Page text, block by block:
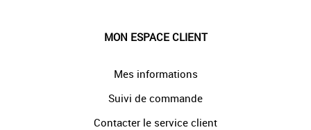
MON ESPACE CLIENT
Mes informations
Suivi de commande
Contacter le service client